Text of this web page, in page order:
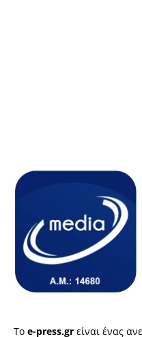
Το e-press.gr είναι ένας